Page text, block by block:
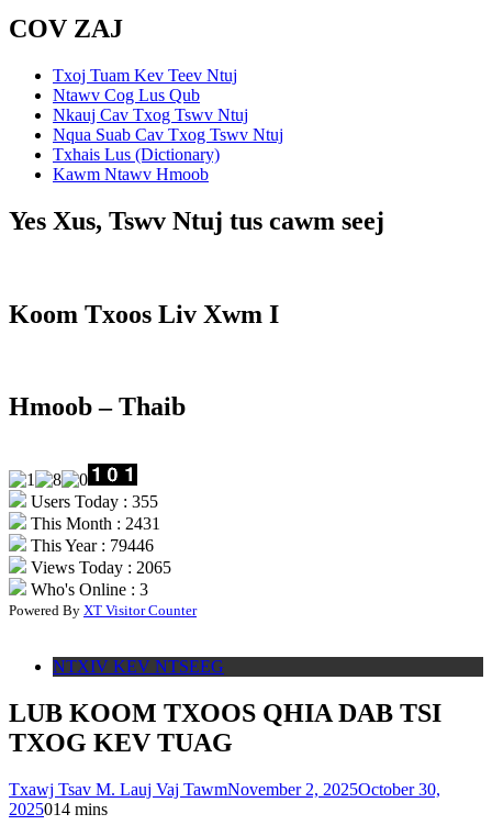
COV ZAJ
Txoj Tuam Kev Teev Ntuj
Ntawv Cog Lus Qub
Nkauj Cav Txog Tswv Ntuj
Nqua Suab Cav Txog Tswv Ntuj
Txhais Lus (Dictionary)
Kawm Ntawv Hmoob
Yes Xus, Tswv Ntuj tus cawm seej
Koom Txoos Liv Xwm I
Hmoob – Thaib
Users Today : 355
This Month : 2431
This Year : 79446
Views Today : 2065
Who's Online : 3
Powered By XT Visitor Counter
NTXIV KEV NTSEEG
LUB KOOM TXOOS QHIA DAB TSI
TXOG KEV TUAG
Txawj Tsav M. Lauj Vaj TawmNovember 2, 2025October 30,
2025014 mins